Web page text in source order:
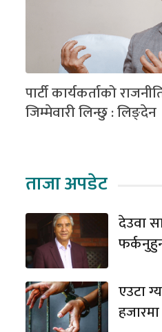
पार्टी कार्यकर्ताको
जिम्मेवारी लिन्छु : लिङ्देन
ताजा अपडेट
देउवा
एउटा
हजारमा